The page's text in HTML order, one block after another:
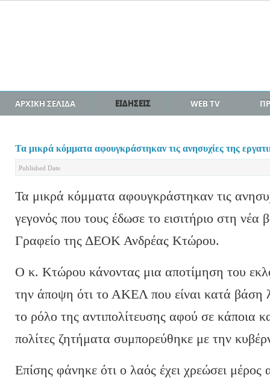
ΑΡΧΙΚΗ ΣΕΛΙΔΑ ΕΙΔΗΣΕΙΣ WEB TV
Τα μικρά κόμματα αφουγκράστηκαν τις ανησυχίες της
Published Date
Τα μικρά κόμματα αφουγκράστηκαν τις
γεγονός που τους έδωσε το εισιτήριο στη
Γραφείο της ΔΕΟΚ Ανδρέας Κτώρου.
Ο κ. Κτώρου κάνοντας μια αποτίμηση του
την άποψη ότι το ΑΚΕΛ που είναι κατά βάση
το ρόλο της αντιπολίτευσης αφού σε κάποια
πολίτες ζητήματα συμπορεύθηκε με την
Επίσης φάνηκε ότι ο λαός έχει χρεώσει